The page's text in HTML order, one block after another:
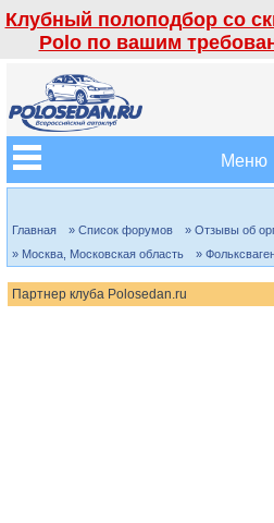
Клубный полоподбор со
Polo по вашим
Меню
Главная » Список форумов
» Отзывы об
» Москва, Московская область
»
Партнер клуба Polosedan.ru